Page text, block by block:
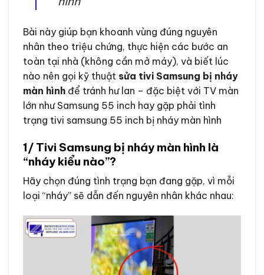
Bài này giúp bạn khoanh vùng đúng nguyên
nhân theo triệu chứng, thực hiện các bước an
toàn tại nhà (không cần mở máy), và biết lúc
nào nên gọi kỹ thuật sửa tivi Samsung bị nháy
màn hình để tránh hư lan – đặc biệt với TV màn
lớn như Samsung 55 inch hay gặp phải tình
trạng tivi samsung 55 inch bị nháy màn hình
1/ Tivi Samsung bị nháy màn hình là
“nháy kiểu nào”?
Hãy chọn đúng tình trạng bạn đang gặp, vì mỗi
loại “nháy” sẽ dẫn đến nguyên nhân khác nhau: